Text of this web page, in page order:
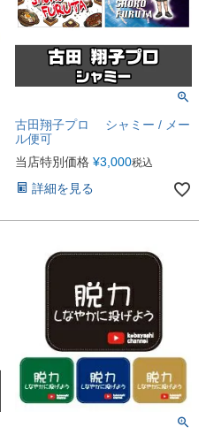
古田翔子プロ シャミー / メー
ル便可
当店特別価格 ¥3,000税込
詳細を見る